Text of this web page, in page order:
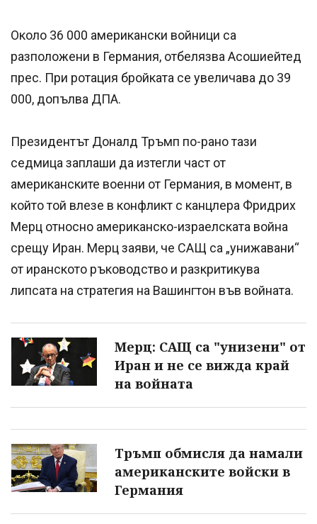
Около 36 000 американски войници са
разположени в Германия, отбелязва Асошиейтед
прес. При ротация бройката се увеличава до 39
000, допълва ДПА.
Президентът Доналд Тръмп по-рано тази
седмица заплаши да изтегли част от
американските военни от Германия, в момент, в
който той влезе в конфликт с канцлера Фридрих
Мерц относно американско-израелската война
срещу Иран. Мерц заяви, че САЩ са „унижавани“
от иранското ръководство и разкритикува
липсата на стратегия на Вашингтон във войната.
Мерц: САЩ са "унизени" от
Иран и не се вижда край
на войната
Тръмп обмисля да намали
американските войски в
Германия